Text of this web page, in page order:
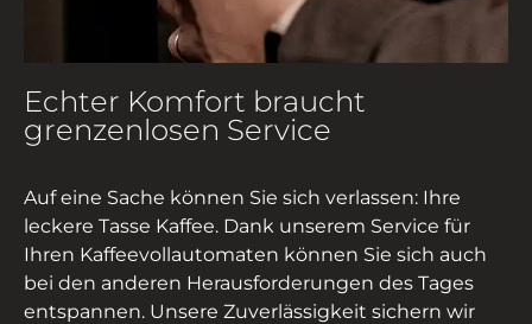
Echter Komfort braucht
grenzenlosen Service
Auf eine Sache können Sie sich verlassen: Ihre
leckere Tasse Kaffee. Dank unserem Service für
Ihren Kaffeevollautomaten können Sie sich auch
bei den anderen Herausforderungen des Tages
entspannen. Unsere Zuverlässigkeit sichern wir